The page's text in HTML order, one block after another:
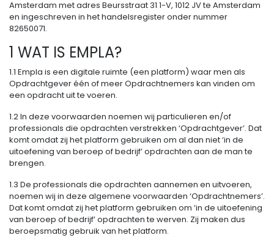
Amsterdam met adres Beursstraat 31 1-V, 1012 JV te Amsterdam
en ingeschreven in het handelsregister onder nummer
82650071.
1 WAT IS EMPLA?
1.1 Empla is een digitale ruimte (een platform) waar men als
Opdrachtgever één of meer Opdrachtnemers kan vinden om
een opdracht uit te voeren.
1.2 In deze voorwaarden noemen wij particulieren en/of
professionals die opdrachten verstrekken ‘Opdrachtgever’. Dat
komt omdat zij het platform gebruiken om al dan niet ‘in de
uitoefening van beroep of bedrijf’ opdrachten aan de man te
brengen.
1.3 De professionals die opdrachten aannemen en uitvoeren,
noemen wij in deze algemene voorwaarden ‘Opdrachtnemers’.
Dat komt omdat zij het platform gebruiken om ‘in de uitoefening
van beroep of bedrijf’ opdrachten te werven. Zij maken dus
beroepsmatig gebruik van het platform.